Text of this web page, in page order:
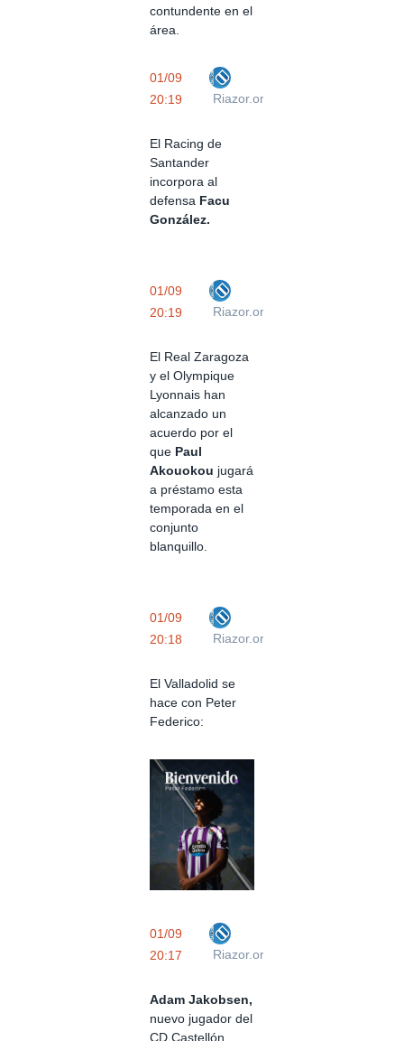
contundente en el
área.
01/09
20:19
Riazor.org
El Racing de
Santander
incorpora al
defensa Facu
González.
01/09
20:19
Riazor.org
El Real Zaragoza
y el Olympique
Lyonnais han
alcanzado un
acuerdo por el
que Paul
Akouokou jugará
a préstamo esta
temporada en el
conjunto
blanquillo.
01/09
20:18
Riazor.org
El Valladolid se
hace con Peter
Federico:
01/09
20:17
Riazor.org
Adam Jakobsen,
nuevo jugador del
CD Castellón